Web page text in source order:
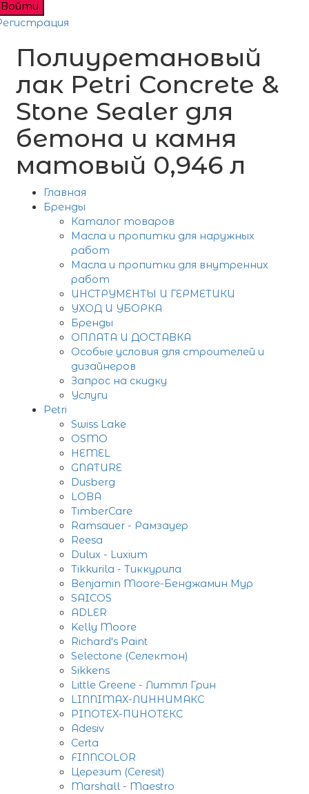
Войти
Полиуретановый
лак Petri Concrete &
Stone Sealer для
бетона и камня
матовый 0,946 л
Главная
Бренды
Каталог товаров
Масла и пропитки для наружных
работ
Масла и пропитки для внутренних
работ
ИНСТРУМЕНТЫ И ГЕРМЕТИКИ
УХОД И УБОРКА
Бренды
ОПЛАТА И ДОСТАВКА
Особые условия для строителей и
дизайнеров
Запрос на скидку
Услуги
Petri
Swiss Lake
OSMO
HEMEL
GNATURE
Dusberg
LOBA
TimberCare
Ramsauer - Рамзауер
Reesa
Dulux - Luxium
Tikkurila - Тиккурила
Benjamin Moore-Бенджамин Мур
SAICOS
ADLER
Kelly Moore
Richard's Paint
Selectone (Селектон)
Sikkens
Little Greene - Литтл Грин
LINNIMAX-ЛИННИМАКС
PINOTEX-ПИНОТЕКС
Adesiv
Certa
FINNCOLOR
Церезит (Ceresit)
Marshall - Maestro